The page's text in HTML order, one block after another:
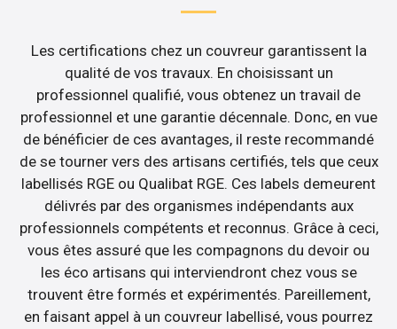
Les certifications chez un couvreur garantissent la
qualité de vos travaux. En choisissant un
professionnel qualifié, vous obtenez un travail de
professionnel et une garantie décennale. Donc, en vue
de bénéficier de ces avantages, il reste recommandé
de se tourner vers des artisans certifiés, tels que ceux
labellisés RGE ou Qualibat RGE. Ces labels demeurent
délivrés par des organismes indépendants aux
professionnels compétents et reconnus. Grâce à ceci,
vous êtes assuré que les compagnons du devoir ou
les éco artisans qui interviendront chez vous se
trouvent être formés et expérimentés. Pareillement,
en faisant appel à un couvreur labellisé, vous pourrez